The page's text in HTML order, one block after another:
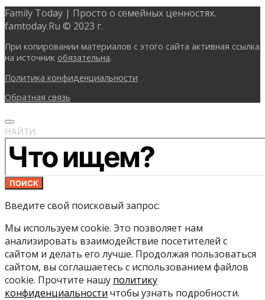
Family Today | Просто о семейных ценностях.
famtoday.Ru © 2023 г.
При копировании материалов с этого сайта активная ссылка
на источник обязательна.
Политика конфиденциальности
Обратная связь
НАЙТИ:
ПОИСК
Введите свой поисковый запрос:
Мы используем cookie. Это позволяет нам
анализировать взаимодействие посетителей с
сайтом и делать его лучше. Продолжая пользоваться
сайтом, вы соглашаетесь с использованием файлов
cookie. Прочтите нашу политику
конфиденциальности чтобы узнать подробности.